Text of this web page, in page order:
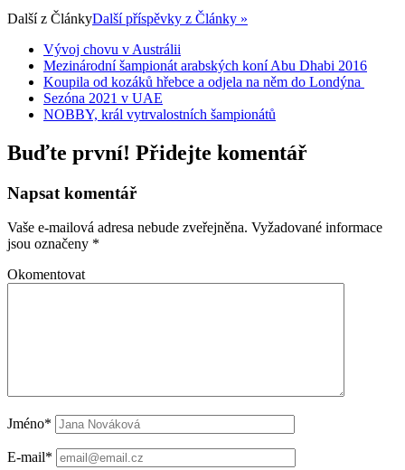
Další z ČlánkyDalší příspěvky z Články »
Vývoj chovu v Austrálii
Mezinárodní šampionát arabských koní Abu Dhabi 2016
Koupila od kozáků hřebce a odjela na něm do Londýna
Sezóna 2021 v UAE
NOBBY, král vytrvalostních šampionátů
Buďte první! Přidejte komentář
Napsat komentář
Vaše e-mailová adresa nebude zveřejněna. Vyžadované informace
jsou označeny *
Okomentovat
Jméno*
E-mail*